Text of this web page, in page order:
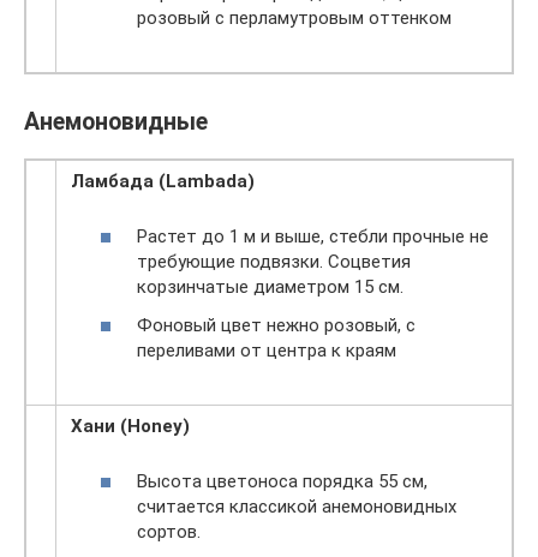
розовый с перламутровым оттенком
Анемоновидные
Ламбада (Lambada)
Растет до 1 м и выше, стебли прочные не
требующие подвязки. Соцветия
корзинчатые диаметром 15 см.
Фоновый цвет нежно розовый, с
переливами от центра к краям
Хани (Honey)
Высота цветоноса порядка 55 см,
считается классикой анемоновидных
сортов.